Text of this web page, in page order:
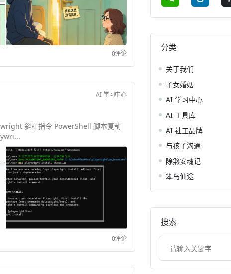
0评论
AI 学习中心
斜杠指令 PowerShell 脚本复制
0评论
分类
关于我们
子女婚姻
AI 学习中心
AI 工具库
AI 社工品牌
与孩子沟通
除煞安魂记
笨鸟仙途
搜索